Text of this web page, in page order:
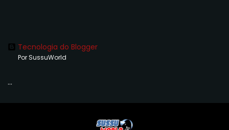
Tecnologia do Blogger
Por SussuWorld
...